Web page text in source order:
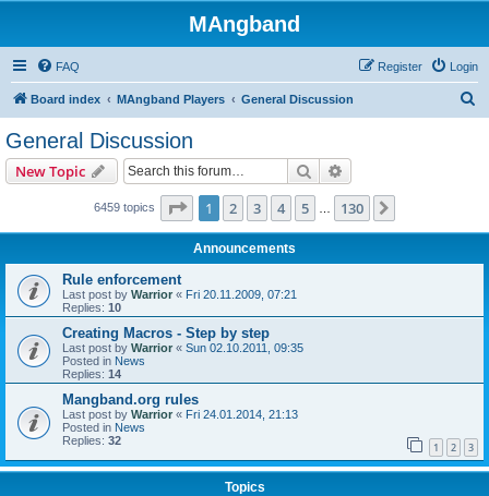
MAngband
FAQ Login
Register
Board index MAngband Players General Discussion
General Discussion
New Topic Search
6459 topics Page 1of 130
1 2 3 4 5 130
Announcements
Rule enforcement
Last post by Warrior « Fri 20.11.2009, 07:21
Replies: 10
Creating Macros - Step by step
Last post by Warrior « Sun 02.10.2011, 09:35
Posted in News
Replies: 14
Mangband.org rules
Last post by Warrior « Fri 24.01.2014, 21:13
Posted in News
Replies: 32 1 2 3
Topics